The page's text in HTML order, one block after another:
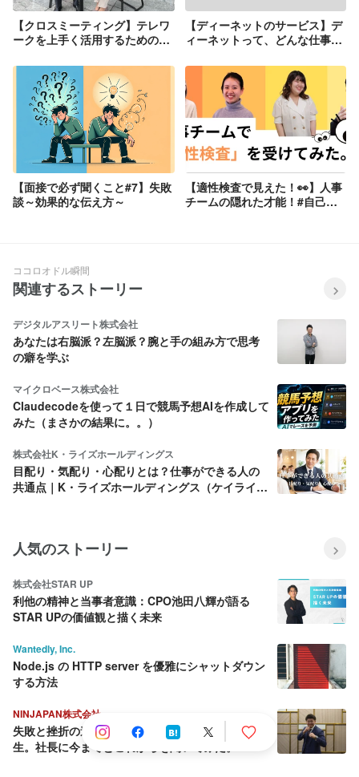
【クロスミーティング】テレワ
ークを上手く活用するための社
【ディーネットのサービス】デ
ィーネットって、どんな仕事し
ールフィルター編（ACMF））
【面接で必ず聞くこと#7】失敗
談～効果的な伝え方～
【適性検査で見えた！👀】人事
チームの隠れた才能！#自己分
ココロオドル瞬間
関連するストーリー
デジタルアスリート株式会社
あなたは右脳派？左脳派？腕と手の組み方で思考
の癖を学ぶ
マイクロベース株式会社
Claudecodeを使って１日で競馬予想AIを作成して
みた（まさかの結果に。。）
株式会社K・ライズホールディングス
目配り・気配り・心配りとは？仕事ができる人の
共通点｜K・ライズホールディングス（ケイライ
人気のストーリー
株式会社STAR UP
利他の精神と当事者意識：CPO池田八輝が語る
STAR UPの価値観と描く未来
Wantedly, Inc.
Node.js の HTTP server を優雅にシャットダウン
する方法
NINJAPAN株式会社
失敗と挫折の連続から這い上がり続ける壮絶な人
生。社長に今までとこれからを聞いてみた。